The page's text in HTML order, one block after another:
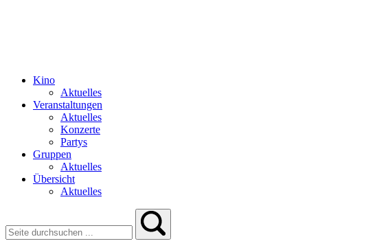
Kino
Aktuelles
Veranstaltungen
Aktuelles
Konzerte
Partys
Gruppen
Aktuelles
Übersicht
Aktuelles